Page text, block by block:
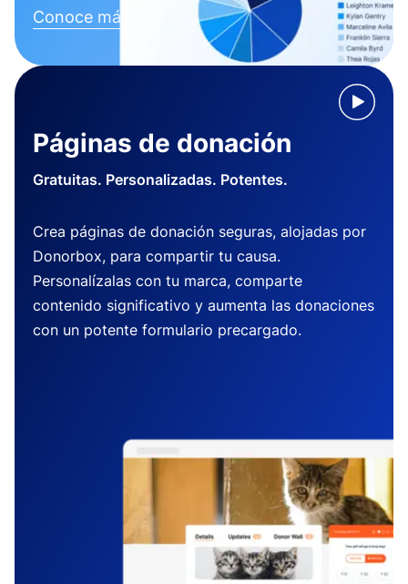
Conoce más
Páginas de donación
Gratuitas. Personalizadas. Potentes.
Crea páginas de donación seguras, alojadas por
Donorbox, para compartir tu causa.
Personalízalas con tu marca, comparte
contenido significativo y aumenta las donaciones
con un potente formulario precargado.